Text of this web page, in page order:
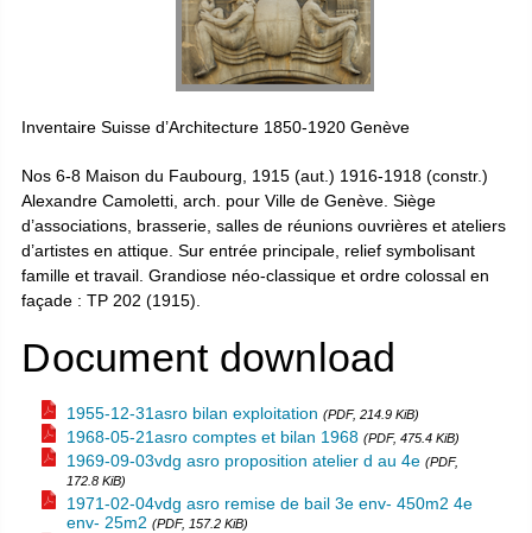
Inventaire Suisse d’Architecture 1850-1920 Genève
Nos 6-8 Maison du Faubourg, 1915 (aut.) 1916-1918 (constr.)
Alexandre Camoletti, arch. pour Ville de Genève. Siège
d’associations, brasserie, salles de réunions ouvrières et ateliers
d’artistes en attique. Sur entrée principale, relief symbolisant
famille et travail. Grandiose néo-classique et ordre colossal en
façade : TP 202 (1915).
Document download
1955-12-31asro bilan exploitation (PDF, 214.9 KiB)
1968-05-21asro comptes et bilan 1968 (PDF, 475.4 KiB)
1969-09-03vdg asro proposition atelier d au 4e (PDF,
172.8 KiB)
1971-02-04vdg asro remise de bail 3e env- 450m2 4e
env- 25m2 (PDF, 157.2 KiB)